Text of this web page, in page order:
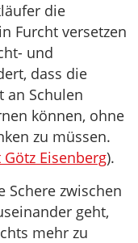
die
Furcht versetzen
und
dass die
an Schulen
können, ohne
zu müssen.
Eisenberg).
Schere zwischen
geht,
mehr zu